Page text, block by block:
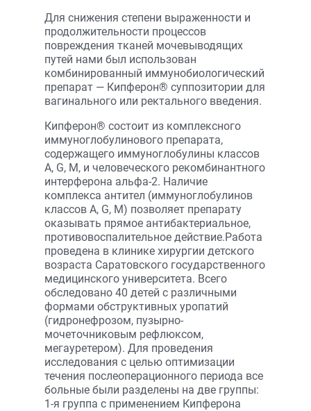
Для снижения степени выраженности и
продолжительности процессов
повреждения тканей мочевыводящих
путей нами был использован
комбинированный иммунобиологический
препарат — Кипферон® суппозитории для
вагинального или ректального введения.
Кипферон® состоит из комплексного
иммуноглобулинового препарата,
содержащего иммуноглобулины классов
А, G, М, и человеческого рекомбинантного
интерферона альфа-2. Наличие
комплекса антител (иммуноглобулинов
классов А, G, М) позволяет препарату
оказывать прямое антибактериальное,
противовоспалительное действие.Работа
проведена в клинике хирургии детского
возраста Саратовского государственного
медицинского университета. Всего
обследовано 40 детей с различными
формами обструктивных уропатий
(гидронефрозом, пузырно-
мочеточниковым рефлюксом,
мегауретером). Для проведения
исследования с целью оптимизации
течения послеоперационного периода все
больные были разделены на две группы:
1-я группа с применением Кипферона